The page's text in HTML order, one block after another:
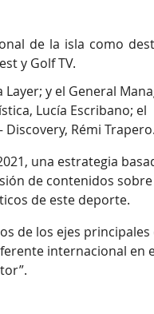
de la isla como
y Golf TV.
y el General
Lucía Escribano; el
Rémi Trapero.
una estrategia
de contenidos sobre
de este deporte.
de los ejes principales
internacional en